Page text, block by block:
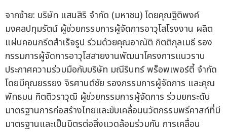
จากซ้าย: บริษัท แสนสิริ จำกัด (มหาชน) โดยคุณฐิติพงค์
มงคลปทุมรัตน์ ผู้ช่วยกรรมการผู้จัดการอาวุโสโรงงาน ผลิต
แผ่นคอนกรีตสำเร็จรูป ร่วมด้วยคุณอาณัติ กิตติกุลเมธี รอง
กรรมการผู้จัดการอาวุโสสายงานพัฒนาโครงการแนวราบ
ประกาศความร่วมมือกับบริษัท มณีรินทร์ พร็อพเพอร์ตี้ จำกัด
โดยมีคุณยรรยง จิรศานต์ชัย รองกรรมการผู้จัดการ และคุณ
พัทธมน กิตติวราวุฒิ ผู้ช่วยกรรมการผู้จัดการ ร่วมยกระดับ
มาตรฐานการก่อสร้างไทยและขับเคลื่อนนวัตกรรมพรีคาสท์ที่มี
มาตรฐานและเป็นมิตรต่อสิ่งแวดล้อมร่วมกัน การเคลื่อน